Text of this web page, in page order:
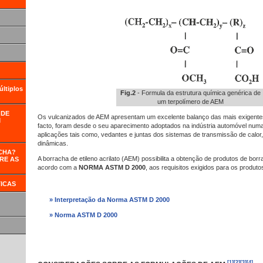
AS
Fig.2- Formula da estrutura química genérica de
um terpolímero de AEM
Os vulcanizados de AEM apresentam um excelente balanço das mais
facto, foram desde o seu aparecimento adoptados na indústria automóvel
aplicações tais como, vedantes e juntas dos sistemas de transmissão de
dinâmicas.
A borracha de etileno acrilato (AEM) possibilita a obtenção de produtos de
acordo com a NORMA ASTM D 2000 , aos requisitos exigidos para os
» Interpretação da Norma ASTM D 2000
» Norma ASTM D 2000